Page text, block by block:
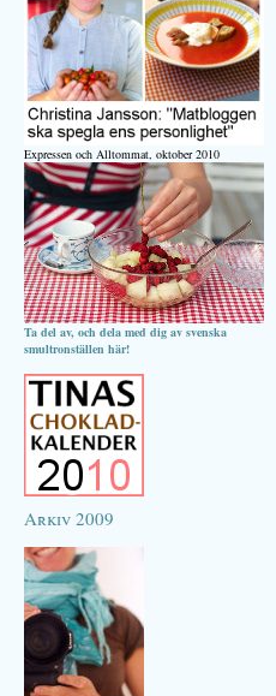
Expressen och Alltommat, oktober 2010
Ta del av, och dela med dig av svenska
smultronställen här!
Arkiv 2009